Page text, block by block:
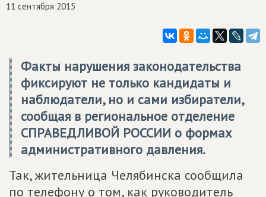
11 сентября 2015
Факты нарушения законодательства
фиксируют не только кандидаты и
наблюдатели, но и сами избиратели,
сообщая в региональное отделение
СПРАВЕДЛИВОЙ РОССИИ о формах
административного давления.
Так, жительница Челябинска сообщила
по телефону о том, как руководитель